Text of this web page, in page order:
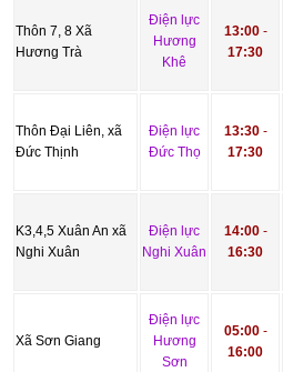
Thôn 7, 8 Xã
Hương Trà
Điện lực
Hương
Khê
13:00-
17:30
Thôn Đại Liên, xã
Đức Thịnh
Điện lực
Đức Thọ
13:30-
17:30
K3,4,5 Xuân An xã
Nghi Xuân
Điện lực
Nghi Xuân
14:00-
16:30
Xã Sơn Giang
Điện lực
Hương
Sơn
05:00-
16:00